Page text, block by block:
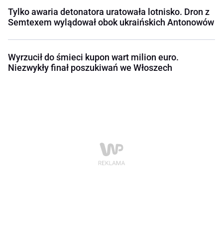
Tylko awaria detonatora uratowała lotnisko. Dron z
Semtexem wylądował obok ukraińskich Antonowów
Wyrzucił do śmieci kupon wart milion euro.
Niezwykły finał poszukiwań we Włoszech